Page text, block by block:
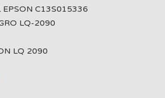
EPSON C13S015336
LQ-2090
LQ 2090